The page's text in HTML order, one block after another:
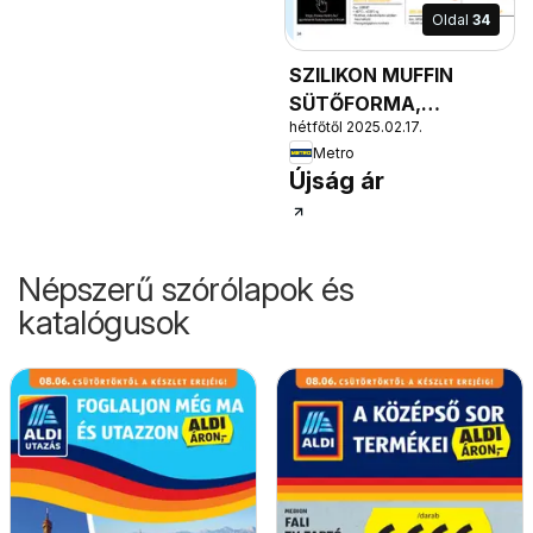
Oldal 34
SZILIKON MUFFIN
SÜTŐFORMA,
-60°C-...+230°C-ig,
Sütőben, mikrohullámú
sütőben használható,
Mosogatógépben
hétfőtől 2025.02.17.
Metro
Újság ár
Népszerű szórólapok és
katalógusok